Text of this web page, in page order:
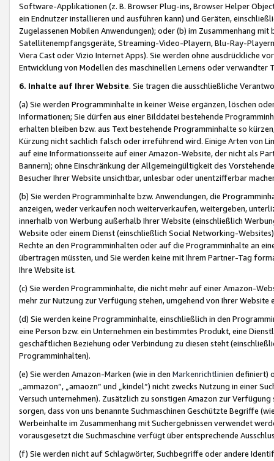
Software-Applikationen (z. B. Browser Plug-ins, Browser Helper
ein Endnutzer installieren und ausführen kann) und Geräten,
Zugelassenen Mobilen Anwendungen); oder (b) im Zusammenhang
Satellitenempfangsgeräte, Streaming-Video-Playern, Blu-Ray-
Viera Cast oder Vizio Internet Apps). Sie werden ohne ausdrückliche
Entwicklung von Modellen des maschinellen Lernens oder
6. Inhalte auf Ihrer Website. Sie tragen die ausschließliche
(a) Sie werden Programminhalte in keiner Weise ergänzen, löschen
Informationen; Sie dürfen aus einer Bilddatei bestehende
erhalten bleiben bzw. aus Text bestehende Programminhalte so
Kürzung nicht sachlich falsch oder irreführend wird. Einige Arten von
auf eine Informationsseite auf einer Amazon-Website, der nicht als
Bannern); ohne Einschränkung der Allgemeingültigkeit des
Besucher Ihrer Website unsichtbar, unlesbar oder unentzifferbar
(b) Sie werden Programminhalte bzw. Anwendungen, die
anzeigen, weder verkaufen noch weiterverkaufen, weitergeben,
innerhalb von Werbung außerhalb Ihrer Website (einschließlich
Website oder einem Dienst (einschließlich Social Networking-
Rechte an den Programminhalten oder auf die Programminhalte an
übertragen müssten, und Sie werden keine mit Ihrem Partner-Tag
Ihre Website ist.
(c) Sie werden Programminhalte, die nicht mehr auf einer Amazon-
mehr zur Nutzung zur Verfügung stehen, umgehend von Ihrer
(d) Sie werden keine Programminhalte, einschließlich in den
eine Person bzw. ein Unternehmen ein bestimmtes Produkt, eine
geschäftlichen Beziehung oder Verbindung zu diesen steht
Programminhalten).
(e) Sie werden Amazon-Marken (wie in den Markenrichtlinien definiert)
„ammazon“, „amaozn“ und „kindel“) nicht zwecks Nutzung in einer
Versuch unternehmen). Zusätzlich zu sonstigen Amazon zur
sorgen, dass von uns benannte Suchmaschinen Geschützte Begriffe
Werbeinhalte im Zusammenhang mit Suchergebnissen verwendet
vorausgesetzt die Suchmaschine verfügt über entsprechende
(f) Sie werden nicht auf Schlagwörter, Suchbegriffe oder andere